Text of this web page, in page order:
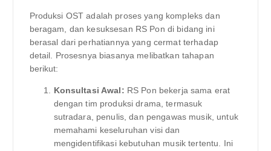
Produksi OST adalah proses yang kompleks dan
beragam, dan kesuksesan RS Pon di bidang ini
berasal dari perhatiannya yang cermat terhadap
detail. Prosesnya biasanya melibatkan tahapan
berikut:
Konsultasi Awal: RS Pon bekerja sama erat
dengan tim produksi drama, termasuk
sutradara, penulis, dan pengawas musik, untuk
memahami keseluruhan visi dan
mengidentifikasi kebutuhan musik tertentu. Ini